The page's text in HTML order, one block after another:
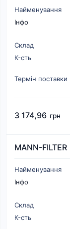
Найменування
Інфо
Склад
К-cть
Термін поставки
3 174,96 грн
MANN-FILTER
Найменування
Інфо
Склад
К-cть